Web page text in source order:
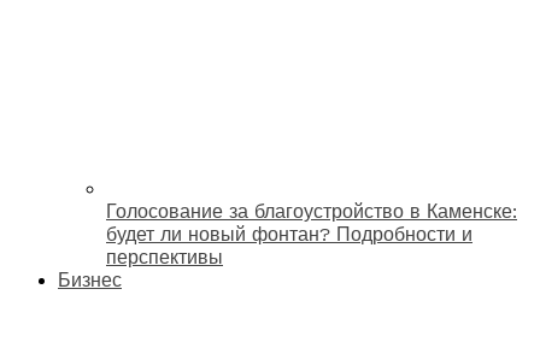
Голосование за благоустройство в Каменске:
будет ли новый фонтан? Подробности и
перспективы
Бизнес